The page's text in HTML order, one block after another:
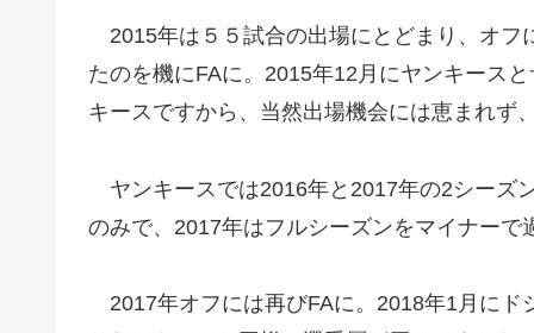
2015年は５５試合の出場にとどまり、オフ
たのを機にFAに。2015年12月にヤンキース
キースですから、当然出場機会には恵まれず
ヤンキースでは2016年と2017年の2シーズ
のみで、2017年はフルシーズンをマイナーで
2017年オフには再びFAに。2018年1月にド